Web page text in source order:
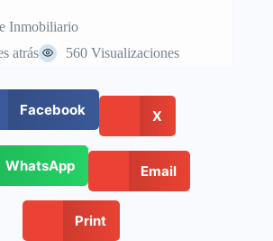
Inmobiliario
atrás
560 Visualizaciones
Facebook X
WhatsApp Email
Print